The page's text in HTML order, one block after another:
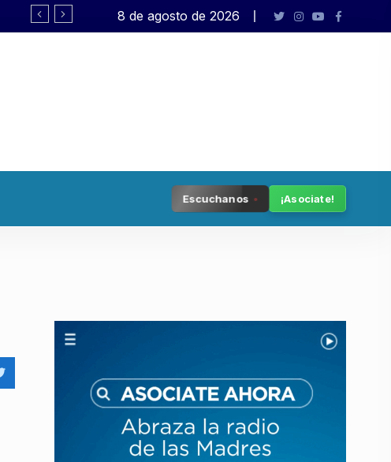
Rafael Varela presenta «Big Bang»
8 de agosto de 2026
Escuchanos ¡Asociate!